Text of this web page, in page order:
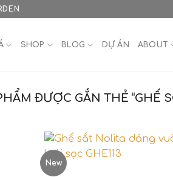
SHOP BLOG DỰ ÁN ABOUT
ĐƯỢC GẮN THẺ “GHẾ
New
GHẾ